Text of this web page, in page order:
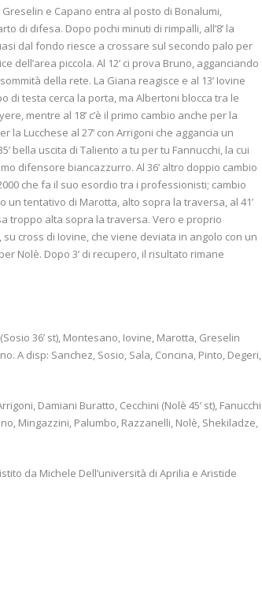
e Capano entra al posto di Bonalumi,
di difesa. Dopo pochi minuti di rimpalli, all’8’ la
dal fondo riesce a crossare sul secondo palo per
dell’area piccola. Al 12’ ci prova Bruno, agganciando
della rete. La Giana reagisce e al 13’ Iovine
di testa cerca la porta, ma Albertoni blocca tra le
mentre al 18’ c’è il primo cambio anche per la
Lucchese al 27’ con Arrigoni che aggancia un
bella uscita di Taliento a tu per tu Fannucchi, la cui
difensore biancazzurro. Al 36’ altro doppio cambio
che fa il suo esordio tra i professionisti; cambio
un tentativo di Marotta, alto sopra la traversa, al 41’
troppo alta sopra la traversa. Vero e proprio
cross di Iovine, che viene deviata in angolo con un
Nolè. Dopo 3’ di recupero, il risultato rimane
36’ st), Montesano, Iovine, Marotta, Greselin
A disp: Sanchez, Sosio, Sala, Concina, Pinto, Degeri,
Damiani Buratto, Cecchini (Nolè 45’ st), Fanucchi
Mingazzini, Palumbo, Razzanelli, Nolè, Shekiladze,
da Michele Dell’università di Aprilia e Aristide